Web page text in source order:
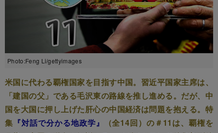
Photo:Feng Li/gettyimages
米国に代わる覇権国家を目指す中国。習近平国家主席は、
「建国の父」である毛沢東の路線を推し進める。だが、中
国を大国に押し上げた肝心の中国経済は問題を抱える。特
集 『対話で分かる地政学』
（全14回）の＃11は、覇権を